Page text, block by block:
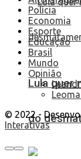
Lula quer
do
Polícia
Economia
Esporte
Educação
Brasil
Mundo
Opinião
© 2022 -
Interativas